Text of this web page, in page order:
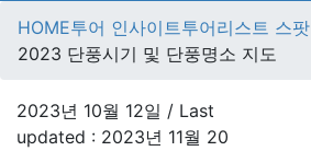
HOME투어 인사이트투어리스트 스팟
2023 단풍시기 및 단풍명소 지도
2023년 10월 12일 / Last
updated : 2023년 11월 20